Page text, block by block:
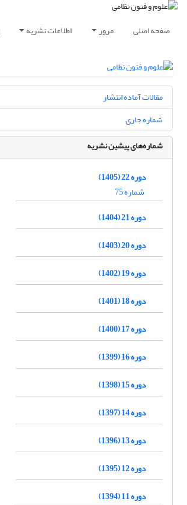
صفحه اصلی مرور اطلاعات نشریه
مقالات آماده انتشار
شماره جاری
شماره‌های پیشین نشریه
دوره 22 (1405)
شماره 75
دوره 21 (1404)
دوره 20 (1403)
دوره 19 (1402)
دوره 18 (1401)
دوره 17 (1400)
دوره 16 (1399)
دوره 15 (1398)
دوره 14 (1397)
دوره 13 (1396)
دوره 12 (1395)
دوره 11 (1394)